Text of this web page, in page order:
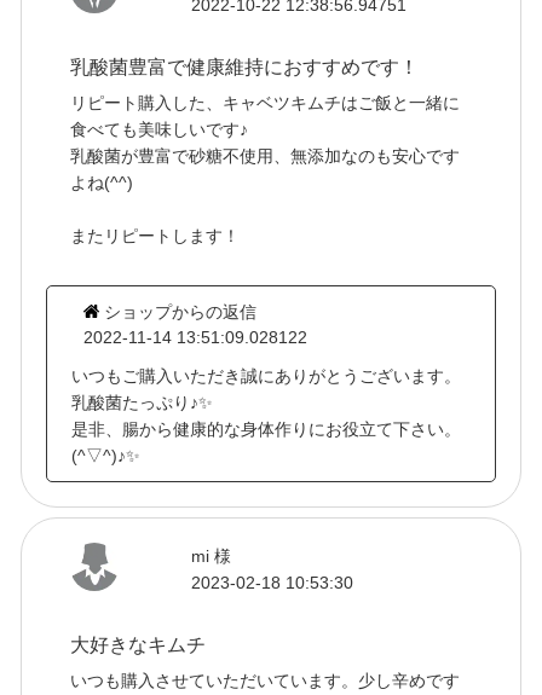
2022-10-22 12:38:56.94751
乳酸菌豊富で健康維持におすすめです！
リピート購入した、キャベツキムチはご飯と一緒に
食べても美味しいです♪
乳酸菌が豊富で砂糖不使用、無添加なのも安心です
よね(^^)
またリピートします！
ショップからの返信
2022-11-14 13:51:09.028122
いつもご購入いただき誠にありがとうございます。
乳酸菌たっぷり♪✨
是非、腸から健康的な身体作りにお役立て下さい。
(^▽^)♪✨
mi 様
2023-02-18 10:53:30
大好きなキムチ
いつも購入させていただいています。少し辛めです